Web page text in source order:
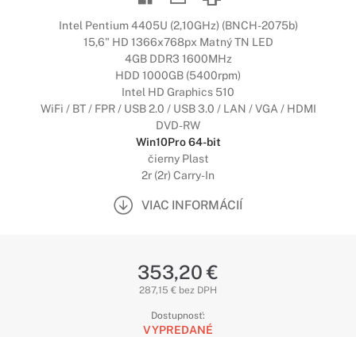
Intel Pentium 4405U (2,10GHz) (BNCH-2075b)
15,6" HD 1366x768px Matný TN LED
4GB DDR3 1600MHz
HDD 1000GB (5400rpm)
Intel HD Graphics 510
WiFi / BT / FPR / USB 2.0 / USB 3.0 / LAN / VGA / HDMI
DVD-RW
Win10Pro 64-bit
čierny Plast
2r (2r) Carry-In
VIAC INFORMÁCIÍ
353,20 €
287,15 € bez DPH
Dostupnosť:
VYPREDANÉ